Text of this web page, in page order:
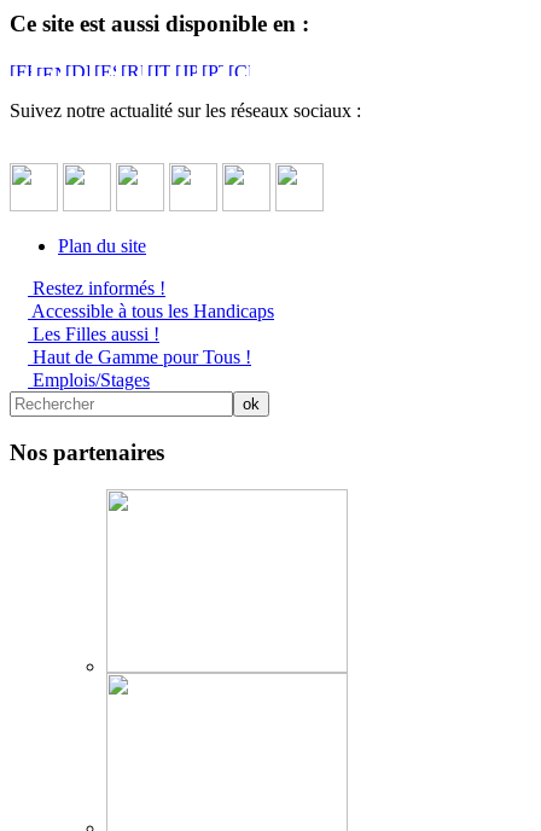
Ce site est aussi disponible en :
Suivez notre actualité sur les réseaux sociaux :
Plan du site
Restez informés !
Accessible à tous les Handicaps
Les Filles aussi !
Haut de Gamme pour Tous !
Emplois/Stages
Nos partenaires